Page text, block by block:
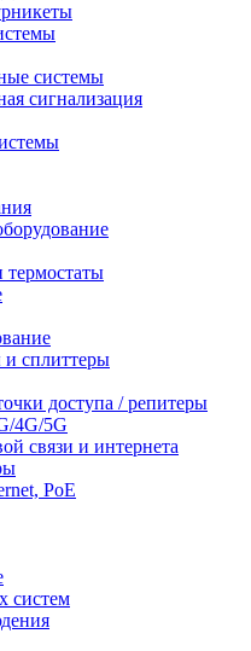
системы
сигнализация
сплиттеры
доступа / репитеры
4G/5G
связи и интернета
PoE
систем